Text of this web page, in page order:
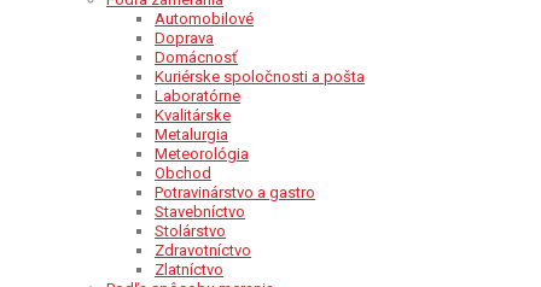
Automobilové
Doprava
Domácnosť
Kuriérske spoločnosti a pošta
Laboratórne
Kvalitárske
Metalurgia
Meteorológia
Obchod
Potravinárstvo a gastro
Stavebníctvo
Stolárstvo
Zdravotníctvo
Zlatníctvo